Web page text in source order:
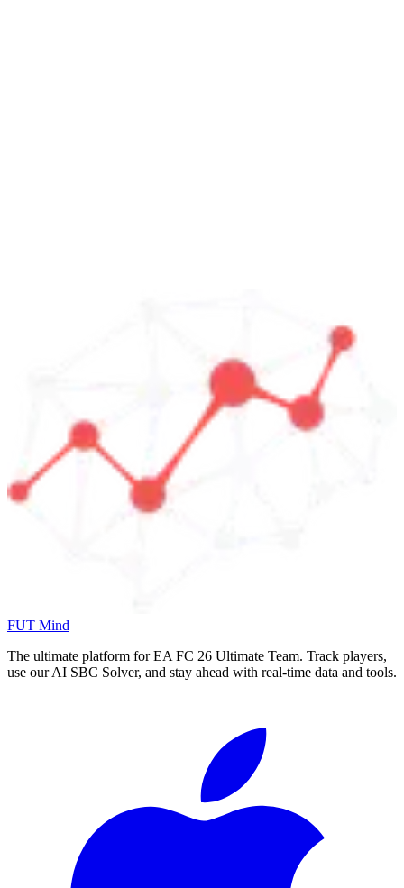
FUT Mind
The ultimate platform for EA FC 26 Ultimate Team. Track players,
use our AI SBC Solver, and stay ahead with real-time data and tools.